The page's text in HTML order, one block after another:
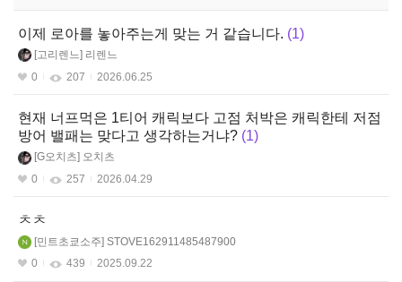
가디언나이트
이제 로아를 놓아주는게 맞는 거 같습니다. 1
고리렌느
리렌느
0
207 2026.06.25
현재 너프먹은 1티어 캐릭보다 고점 처박은 캐릭한테 저점
방어 밸패는 맞다고 생각하는거냐? 1
G오치츠 오치츠
0
257 2026.04.29
ㅊㅊ
민트초쿄소주 STOVE162911485487900
0
439 2025.09.22